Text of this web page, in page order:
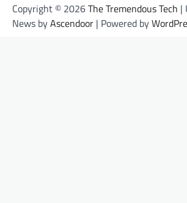
Copyright © 2026The Tremendous Tech |
News byAscendoor | Powered by